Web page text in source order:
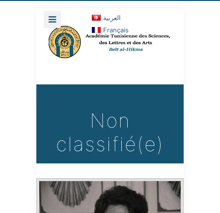
العربية
Français
Non
classifié(e)